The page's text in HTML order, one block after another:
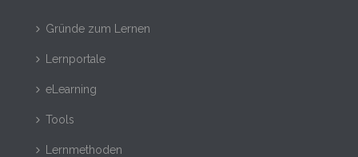
Gründe zum Lernen
Lernportale
eLearning
Tools
Lernmethoden